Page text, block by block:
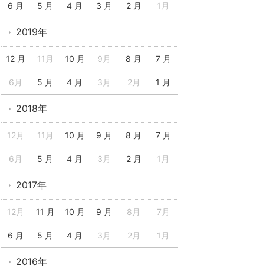
6 月 5 月 4 月 3 月 2 月 1月
2019年
12 月 11月 10 月 9月 8 月 7 月
6月 5 月 4 月 3月 2月 1 月
2018年
12月 11月 10 月 9 月 8 月 7 月
6月 5 月 4 月 3月 2 月 1月
2017年
12月 11 月 10 月 9 月 8月 7月
6 月 5 月 4 月 3月 2月 1月
2016年